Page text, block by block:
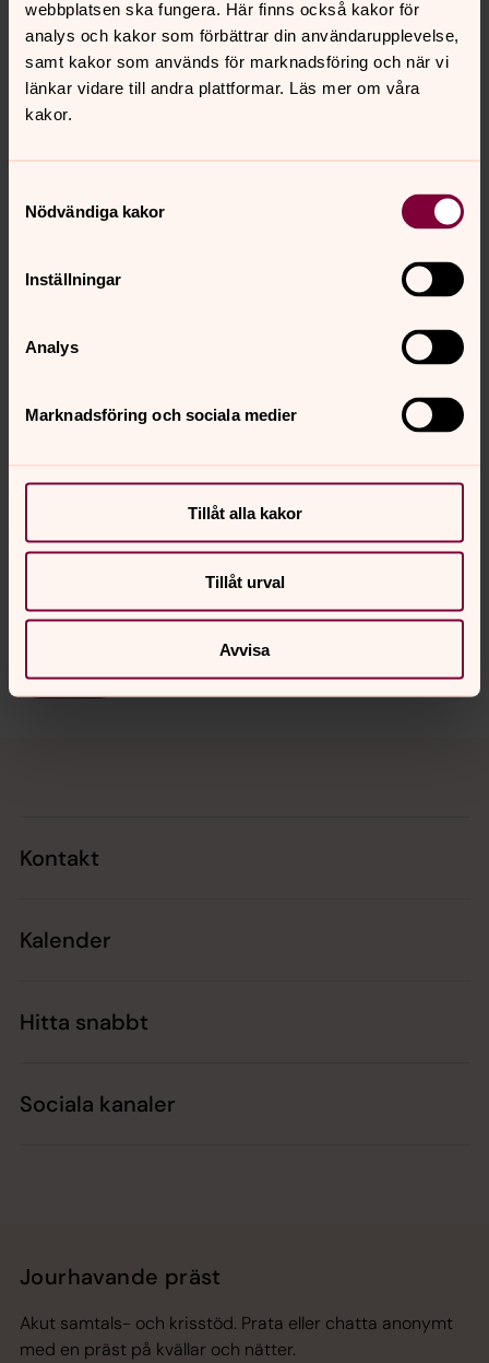
webbplatsen ska fungera. Här finns också kakor för
analys och kakor som förbättrar din användarupplevelse,
samt kakor som används för marknadsföring och när vi
länkar vidare till andra plattformar. Läs mer om våra
kakor.
Nödvändiga kakor
Inställningar
Analys
Marknadsföring och sociala medier
Tillåt alla kakor
Tillåt urval
Avvisa
Har spelat solopartiet i Lord Andrew Lloyd Webbers
musikaliska verk "Metal Philharmonic" i London.
Har varit modell för Lacroix-klockorna i England och för
Björn Borg. Har medverkat och spelat i Baywatch och
Fransyskan Delphine Constantin är harpist i Norrköpings
symfoniorkester. Hon fick tjänsten i stor konkurans, 33
sökande från olika håll i världen kallades att provspela.
Dela
Kontakt
Kalender
Hitta snabbt
Sociala kanaler
Jourhavande präst
Akut samtals- och krisstöd. Prata eller chatta anonymt
med en präst på kvällar och nätter.